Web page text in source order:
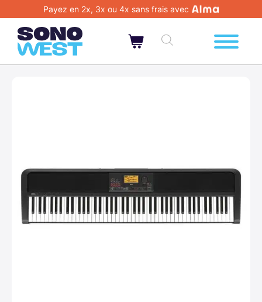
Payez en 2x, 3x ou 4x sans frais avec